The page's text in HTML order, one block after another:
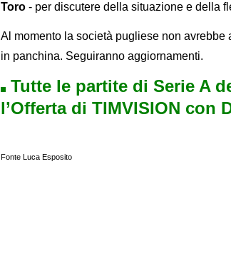
Toro - per discutere della situazione e della
Al momento la società pugliese non avrebbe
in panchina. Seguiranno aggiornamenti.
Tutte le partite di Serie A
l’Offerta di TIMVISION con
Fonte Luca Esposito